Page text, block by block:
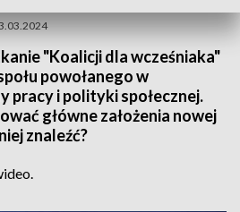
"Koalicji dla wcześniaka"
powołanego w
pracy i polityki społecznej.
główne założenia nowej
znaleźć?